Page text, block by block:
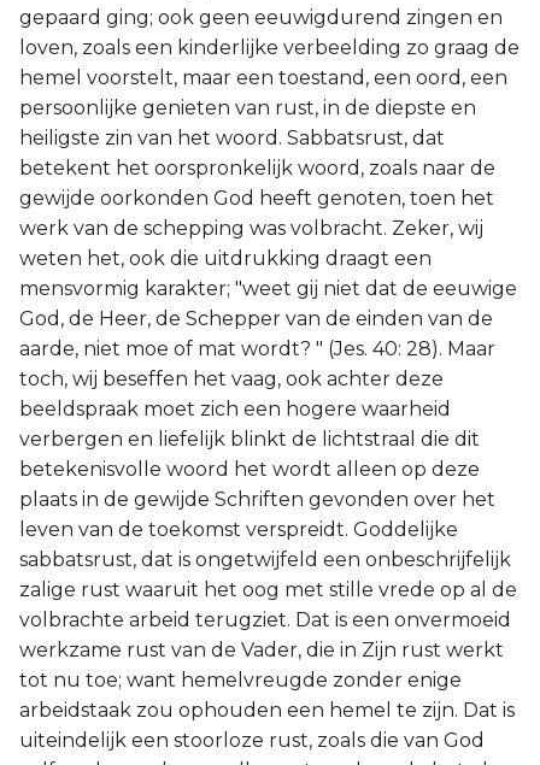
gepaard ging; ook geen eeuwigdurend zingen en
loven, zoals een kinderlijke verbeelding zo graag de
hemel voorstelt, maar een toestand, een oord, een
persoonlijke genieten van rust, in de diepste en
heiligste zin van het woord. Sabbatsrust, dat
betekent het oorspronkelijk woord, zoals naar de
gewijde oorkonden God heeft genoten, toen het
werk van de schepping was volbracht. Zeker, wij
weten het, ook die uitdrukking draagt een
mensvormig karakter; "weet gij niet dat de eeuwige
God, de Heer, de Schepper van de einden van de
aarde, niet moe of mat wordt? " (Jes. 40: 28). Maar
toch, wij beseffen het vaag, ook achter deze
beeldspraak moet zich een hogere waarheid
verbergen en liefelijk blinkt de lichtstraal die dit
betekenisvolle woord het wordt alleen op deze
plaats in de gewijde Schriften gevonden over het
leven van de toekomst verspreidt. Goddelijke
sabbatsrust, dat is ongetwijfeld een onbeschrijfelijk
zalige rust waaruit het oog met stille vrede op al de
volbrachte arbeid terugziet. Dat is een onvermoeid
werkzame rust van de Vader, die in Zijn rust werkt
tot nu toe; want hemelvreugde zonder enige
arbeidstaak zou ophouden een hemel te zijn. Dat is
uiteindelijk een stoorloze rust, zoals die van God